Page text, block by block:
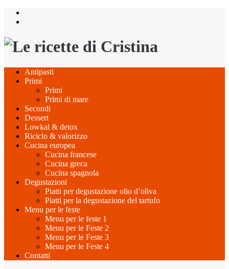
Salta
Antipasti
Primi
Primi
Primi di mare
Secondi
Dessert
Lowkal & detox
Riciclo & valorizzo
Cucina europea
Cucina francese
Cucina greca
Cucina spagnola
Degustazioni
Piatti per degustazione olio d’oliva
Piatti per la degustazione del tartufo
Menu per le feste
Menu per le feste 1
Menu per le Feste 2
Menu per le Feste 3
Menu per le Feste 4
Contatti